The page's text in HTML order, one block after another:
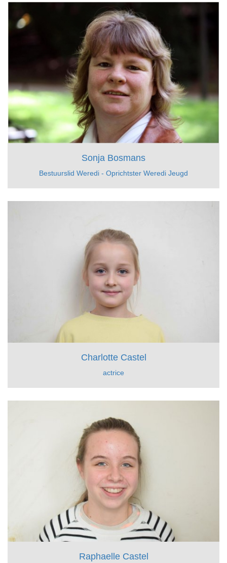
Sonja Bosmans
Bestuurslid Weredi - Oprichtster Weredi Jeugd
Charlotte Castel
actrice
Raphaelle Castel